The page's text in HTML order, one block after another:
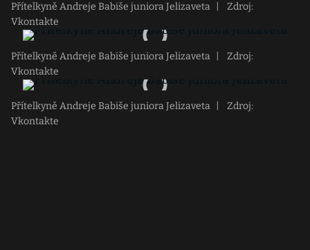
Přítelkyně Andreje Babiše juniora Jelizaveta
Zdroj:
Vkontakte
Přítelkyně Andreje Babiše juniora Jelizaveta
Zdroj:
Vkontakte
Přítelkyně Andreje Babiše juniora Jelizaveta
Zdroj:
Vkontakte